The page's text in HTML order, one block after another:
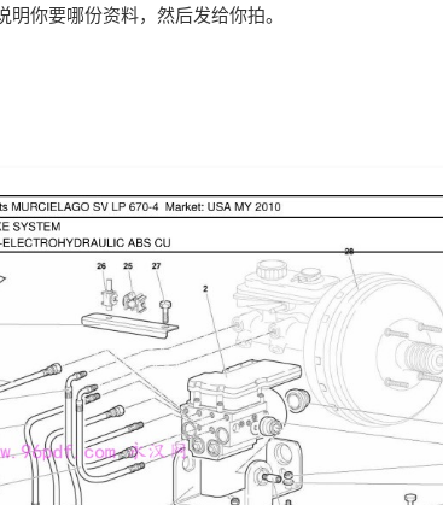
你要哪份资料，然后发给你拍。